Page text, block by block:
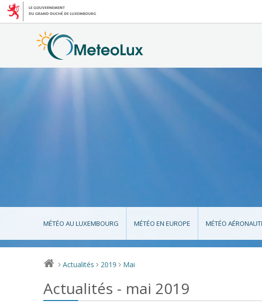
MÉTÉO AU LUXEMBOURG MÉTÉO EN EUROPE MÉTÉO
> Actualités > 2019 > Mai
Actualités - mai 2019